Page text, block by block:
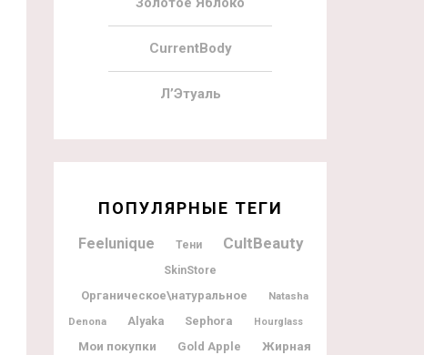
CurrentBody
Л’Этуаль
ПОПУЛЯРНЫЕ ТЕГИ
Feelunique Тени CultBeauty
SkinStore
Органическое\натуральное
Natasha
Denona
Alyaka Sephora Hourglass
Мои покупки Gold Apple
Жирная